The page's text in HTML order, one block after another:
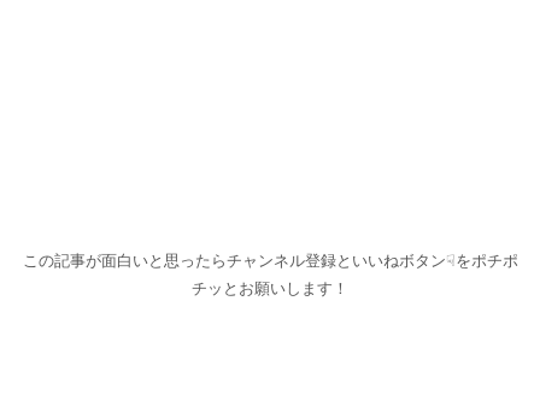
この記事が面白いと思ったらチャンネル登録といいねボタン☟をポチポ
チッとお願いします！